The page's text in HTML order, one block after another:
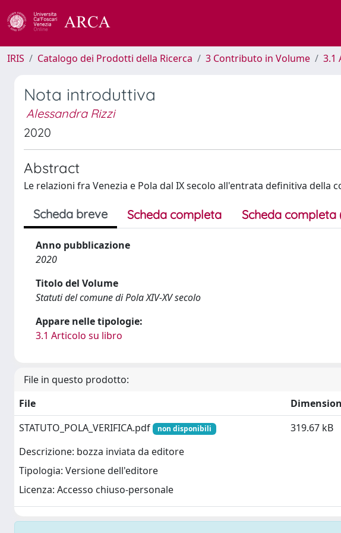
IRIS Catalogo dei Prodotti della Ricerca 3 Contributo in Volume 3.1
Nota introduttiva
Alessandra Rizzi
2020
Abstract
Le relazioni fra Venezia e Pola dal IX secolo all'entrata definitiva della
Scheda breve Scheda completa Scheda completa
Anno pubblicazione
2020
Titolo del Volume
Statuti del comune di Pola XIV-XV secolo
Appare nelle tipologie:
3.1 Articolo su libro
File in questo prodotto:
File
STATUTO_POLA_VERIFICA.pdf
non disponibili
Descrizione: bozza inviata da editore
Tipologia: Versione dell'editore
Licenza: Accesso chiuso-personale
319.67 kB